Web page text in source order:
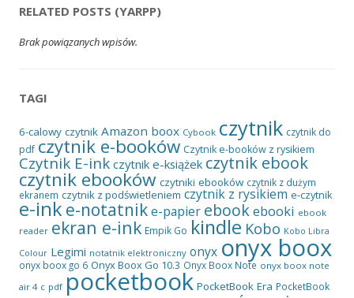
RELATED POSTS (YARPP)
Brak powiązanych wpisów.
TAGI
6-calowy czytnik Amazon boox Cybook czytnik czytnik do
pdf czytnik e-booków Czytnik e-booków z rysikiem
Czytnik E-ink czytnik e-książek czytnik ebook
czytnik ebooków czytniki ebooków czytnik z dużym
ekranem czytnik z podświetleniem czytnik z rysikiem e-czytnik
e-ink e-notatnike-papier ebookebooki ebook
reader ekran e-ink Empik Go kindle Kobo Kobo Libra
Colour Legimi notatnik elektroniczny onyx onyx boox
onyx boox go 6 Onyx Boox Go 10.3 Onyx Boox Note onyx boox note
air 4 c pdf pocketbook PocketBook Era PocketBook